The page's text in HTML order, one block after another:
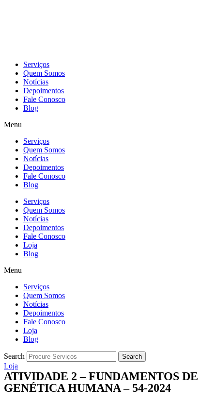
Serviços
Quem Somos
Notícias
Depoimentos
Fale Conosco
Blog
Menu
Serviços
Quem Somos
Notícias
Depoimentos
Fale Conosco
Blog
Serviços
Quem Somos
Notícias
Depoimentos
Fale Conosco
Loja
Blog
Menu
Serviços
Quem Somos
Notícias
Depoimentos
Fale Conosco
Loja
Blog
Search Search
Loja
ATIVIDADE 2 – FUNDAMENTOS DE
GENÉTICA HUMANA – 54-2024